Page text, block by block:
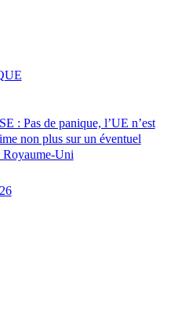
: Pas de panique, l’UE n’est
non plus sur un éventuel
Royaume-Uni